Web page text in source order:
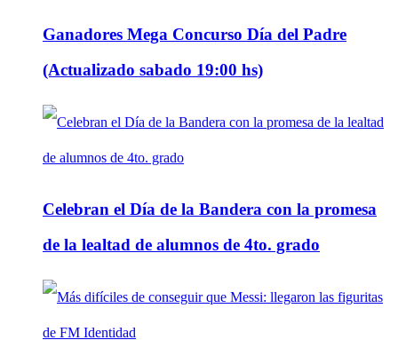
Ganadores Mega Concurso Día del Padre
(Actualizado sabado 19:00 hs)
Celebran el Día de la Bandera con la promesa
de la lealtad de alumnos de 4to. grado